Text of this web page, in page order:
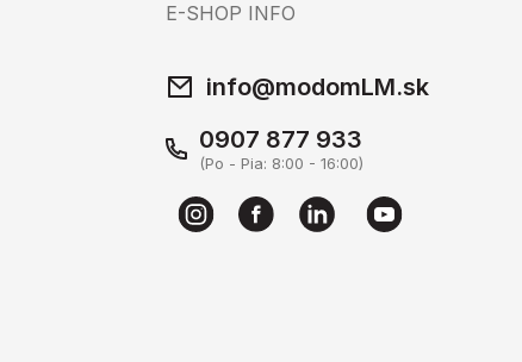
E-SHOP INFO
info@modomLM.sk
0907 877 933
(Po - Pia: 8:00 - 16:00)